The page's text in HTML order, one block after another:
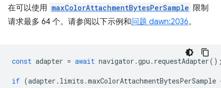
在可以使用 maxColorAttachmentBytesPerSample 限制
请求最多 64 个。请参阅以下示例和问题 dawn:2036。
const adapter = await navigator .gpu . requestAdapter
if (adapter . limits .maxColorAttachmentBytesPerSample